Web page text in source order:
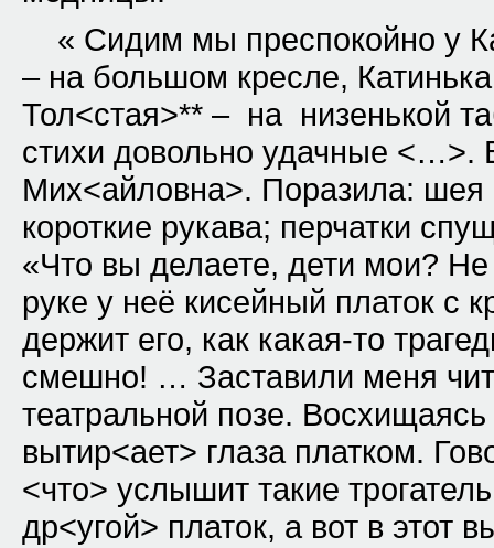
« Сидим мы преспокойно у
– на большом кресле,
Тол<стая>** – на низенькой
стихи довольно удачные <…>.
Мих<айловна>. Поразила: шея
короткие рукава; перчатки
«Что вы делаете, дети мои?
руке у неё кисейный платок с
держит его, как какая-то
смешно! … Заставили меня
театральной позе.
вытир<ает> глаза платком.
<что> услышит такие
др<угой> платок, а вот в этот